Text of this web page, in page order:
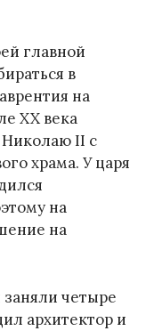
главной
в
на
XX века
II с
храма. У царя
на
на
заняли четыре
архитектор и